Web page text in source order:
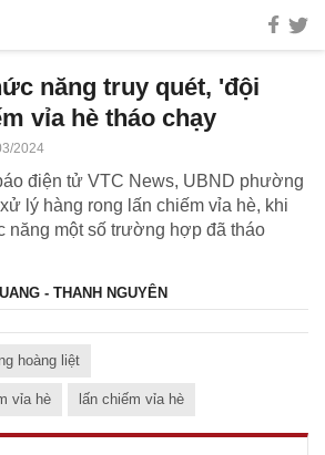
năng truy quét, 'đội
vỉa hè tháo chạy
2024
điện tử VTC News, UBND phường
lý hàng rong lấn chiếm vỉa hè, khi
một số trường hợp đã tháo
- THANH NGUYÊN
hoàng liệt
vỉa hè lấn chiếm vỉa hè